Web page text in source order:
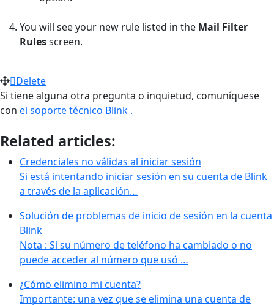
You will see your new rule listed in the Mail Filter
Rulesscreen.
Delete
Si tiene alguna otra pregunta o inquietud, comuníquese
con el soporte técnico Blink .
Related articles:
Credenciales no válidas al iniciar sesión
Si está intentando iniciar sesión en su cuenta de Blink
a través de la aplicación…
Solución de problemas de inicio de sesión en la cuenta
Blink
Nota : Si su número de teléfono ha cambiado o no
puede acceder al número que usó …
¿Cómo elimino mi cuenta?
Importante: una vez que se elimina una cuenta de